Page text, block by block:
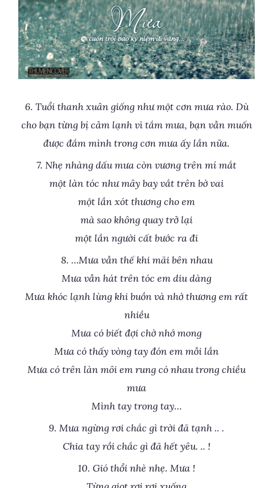
6. Tuổi thanh xuân giống như một cơn mưa rào. Dù
cho bạn từng bị cảm lạnh vì tắm mưa, bạn vẫn muốn
được đắm mình trong cơn mưa ấy lần nữa.
7. Nhẹ nhàng dấu mưa còn vương trên mí mắt
một làn tóc như mây bay vắt trên bờ vai
một lần xót thương cho em
mà sao không quay trở lại
một lần người cất bước ra đi
8. …Mưa vẫn thế khi mãi bên nhau
Mưa vẫn hát trên tóc em diu dàng
Mưa khóc lạnh lùng khi buồn và nhớ thương em rất
nhiều
Mưa có biết đợi chờ nhớ mong
Mưa có thấy vòng tay đón em mỗi lần
Mưa có trên làn môi em rung có nhau trong chiều
mưa
Mình tay trong tay…
9. Mưa ngừng rơi chắc gì trời đã tạnh .. .
Chia tay rồi chắc gì đã hết yêu. .. !
10. Gió thổi nhè nhẹ. Mưa !